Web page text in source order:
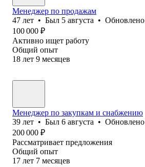
Менеджер по продажам
47 лет • Был 5 августа • Обновлено
100 000 ₽
Активно ищет работу
Общий опыт
18 лет 9 месяцев
Менеджер по закупкам и снабжению
39 лет • Был 6 августа • Обновлено
200 000 ₽
Рассматривает предложения
Общий опыт
17 лет 7 месяцев